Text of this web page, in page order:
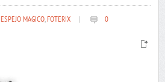
ESPEJO MAGICO,FOTERIX 0